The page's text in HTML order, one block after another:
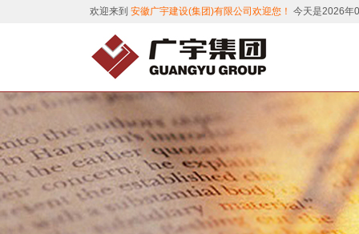
欢迎来到 安徽广宇建设(集团)有限公司欢迎您！ 今天是2026年